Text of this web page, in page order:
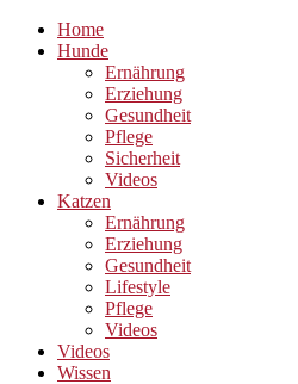
Home
Hunde
Ernährung
Erziehung
Gesundheit
Pflege
Sicherheit
Videos
Katzen
Ernährung
Erziehung
Gesundheit
Lifestyle
Pflege
Videos
Videos
Wissen